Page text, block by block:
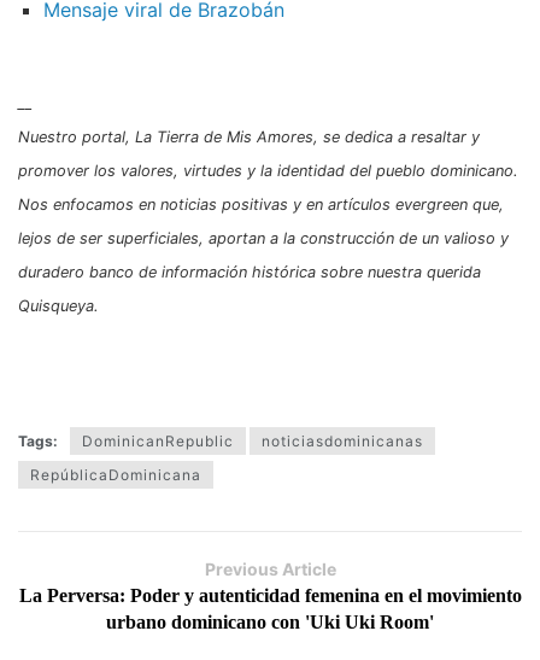
Mensaje viral de Brazobán
Nuestro portal, La Tierra de Mis Amores, se dedica a resaltar y
promover los valores, virtudes y la identidad del pueblo dominicano.
Nos enfocamos en noticias positivas y en artículos evergreen que,
lejos de ser superficiales, aportan a la construcción de un valioso y
duradero banco de información histórica sobre nuestra querida
Quisqueya.
Tags: DominicanRepublic
noticiasdominicanas
RepúblicaDominicana
Previous Article
La Perversa: Poder y autenticidad femenina en el movimiento
urbano dominicano con 'Uki Uki Room'